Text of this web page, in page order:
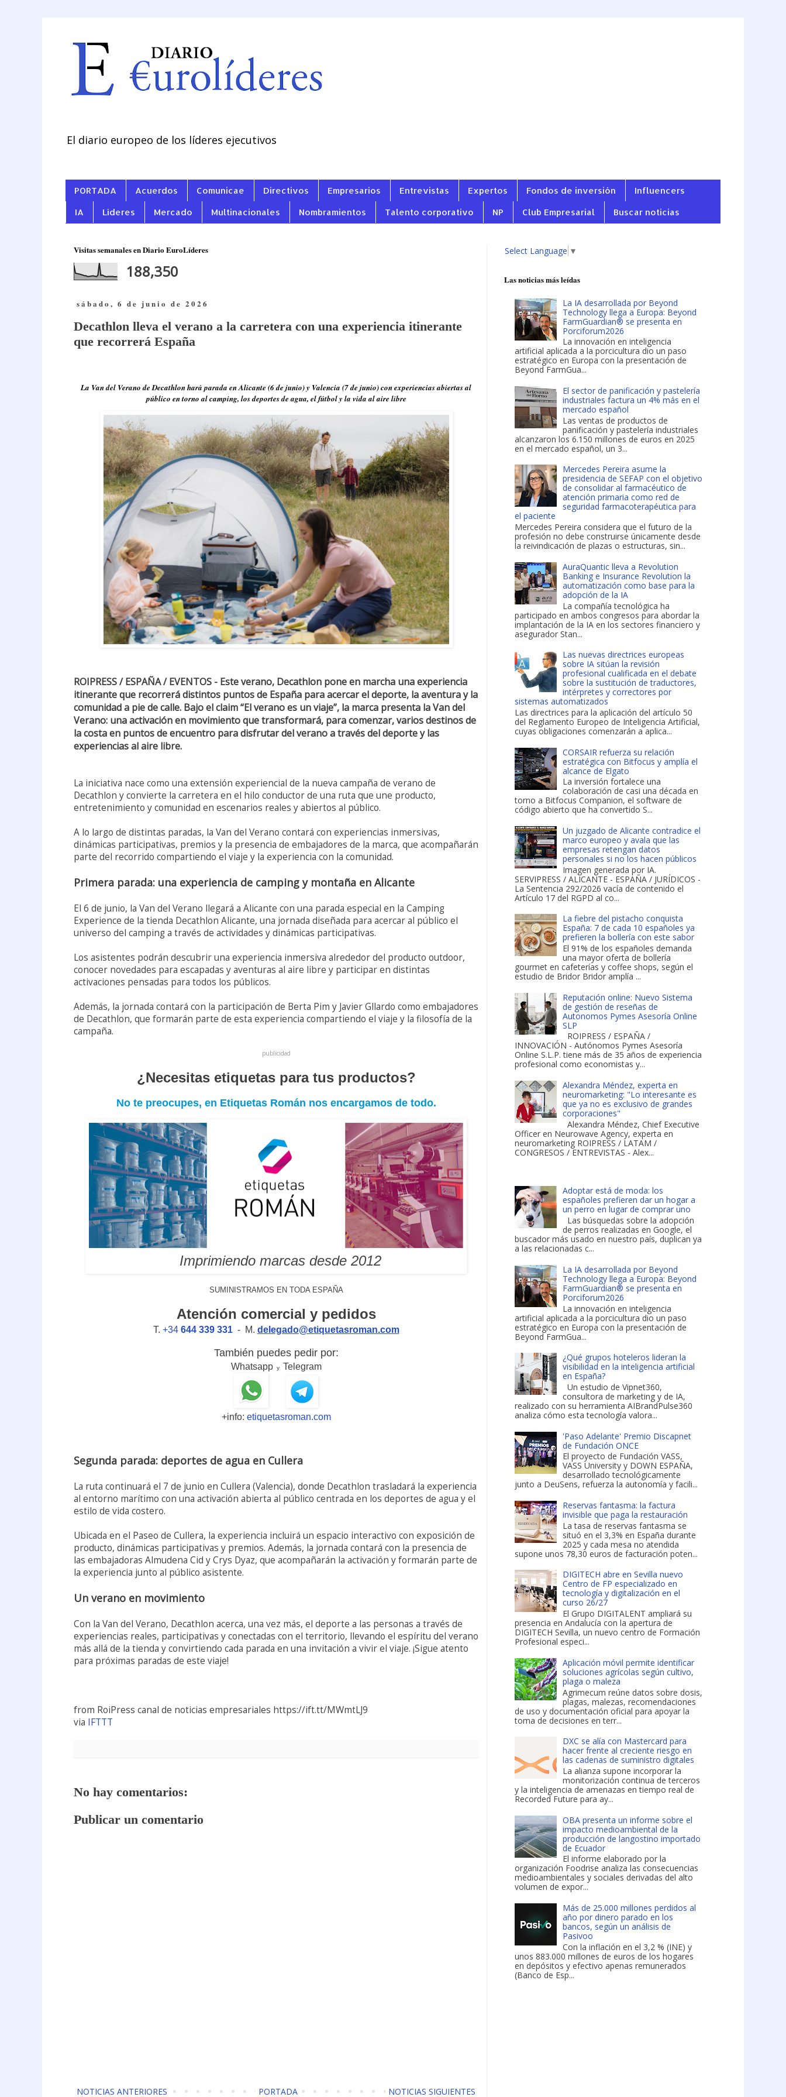
El diario europeo de los líderes ejecutivos
PORTADA Acuerdos Comunicae Directivos Empresarios Entrevistas Expertos Fondos de inversión
Influencers
IA
Líderes Mercado Multinacionales Nombramientos Talento corporativo NP Club Empresarial Buscar noticias
Visitas semanales en Diario EuroLíderes
188,350
sábado, 6 de junio de 2026
Decathlon lleva el verano a la carretera con una experiencia itinerante
que recorrerá España
La Van del Verano de Decathlon hará parada en Alicante (6 de junio) y Valencia (7 de junio) con experiencias abiertas al
público en torno al camping, los deportes de agua, el fútbol y la vida al aire libre
ROIPRESS / ESPAÑA / EVENTOS - Este verano, Decathlon pone en marcha una experiencia
itinerante que recorrerá distintos puntos de España para acercar el deporte, la aventura y la
comunidad a pie de calle. Bajo el claim “El verano es un viaje”, la marca presenta la Van del
Verano: una activación en movimiento que transformará, para comenzar, varios destinos de
la costa en puntos de encuentro para disfrutar del verano a través del deporte y las
experiencias al aire libre.
La iniciativa nace como una extensión experiencial de la nueva campaña de verano de
Decathlon y convierte la carretera en el hilo conductor de una ruta que une producto,
entretenimiento y comunidad en escenarios reales y abiertos al público.
A lo largo de distintas paradas, la Van del Verano contará con experiencias inmersivas,
dinámicas participativas, premios y la presencia de embajadores de la marca, que acompañarán
parte del recorrido compartiendo el viaje y la experiencia con la comunidad.
Primera parada: una experiencia de camping y montaña en Alicante
El 6 de junio, la Van del Verano llegará a Alicante con una parada especial en la Camping
Experience de la tienda Decathlon Alicante, una jornada diseñada para acercar al público el
universo del camping a través de actividades y dinámicas participativas.
Los asistentes podrán descubrir una experiencia inmersiva alrededor del producto outdoor,
conocer novedades para escapadas y aventuras al aire libre y participar en distintas
activaciones pensadas para todos los públicos.
Además, la jornada contará con la participación de Berta Pim y Javier Gllardo como embajadores
de Decathlon, que formarán parte de esta experiencia compartiendo el viaje y la filosofía de la
campaña.
publicidad
¿Necesitas etiquetas para tus productos?
No te preocupes, en Etiquetas Román nos encargamos de todo.
Imprimiendo marcas desde 2012
SUMINISTRAMOS EN TODA ESPAÑA
Atención comercial y pedidos
T. +34 644 339 331- M. delegado@etiquetasroman.com
También puedes pedir por:
Whatsappy Telegram
+info: etiquetasroman.com
Segunda parada: deportes de agua en Cullera
La ruta continuará el 7 de junio en Cullera (Valencia), donde Decathlon trasladará la experiencia
al entorno marítimo con una activación abierta al público centrada en los deportes de agua y el
estilo de vida costero.
Ubicada en el Paseo de Cullera, la experiencia incluirá un espacio interactivo con exposición de
producto, dinámicas participativas y premios. Además, la jornada contará con la presencia de
las embajadoras Almudena Cid y Crys Dyaz, que acompañarán la activación y formarán parte de
la experiencia junto al público asistente.
Un verano en movimiento
Con la Van del Verano, Decathlon acerca, una vez más, el deporte a las personas a través de
experiencias reales, participativas y conectadas con el territorio, llevando el espíritu del verano
más allá de la tienda y convirtiendo cada parada en una invitación a vivir el viaje. ¡Sigue atento
para próximas paradas de este viaje!
from RoiPress canal de noticias empresariales https://ift.tt/MWmtLJ9
via IFTTT
No hay comentarios:
Publicar un comentario
NOTICIAS ANTERIORES NOTICIAS SIGUIENTES
PORTADA
Select Language ▼
Las noticias más leídas
La IA desarrollada por Beyond
Technology llega a Europa: Beyond
FarmGuardian® se presenta en
Porciforum2026
La innovación en inteligencia
artificial aplicada a la porcicultura dio un paso
estratégico en Europa con la presentación de
Beyond FarmGua...
El sector de panificación y pastelería
industriales factura un 4% más en el
mercado español
Las ventas de productos de
panificación y pastelería industriales
alcanzaron los 6.150 millones de euros en 2025
en el mercado español, un 3...
Mercedes Pereira asume la
presidencia de SEFAP con el objetivo
de consolidar al farmacéutico de
atención primaria como red de
seguridad farmacoterapéutica para
el paciente
Mercedes Pereira considera que el futuro de la
profesión no debe construirse únicamente desde
la reivindicación de plazas o estructuras, sin...
AuraQuantic lleva a Revolution
Banking e Insurance Revolution la
automatización como base para la
adopción de la IA
La compañía tecnológica ha
participado en ambos congresos para abordar la
implantación de la IA en los sectores financiero y
asegurador Stan...
Las nuevas directrices europeas
sobre IA sitúan la revisión
profesional cualificada en el debate
sobre la sustitución de traductores,
intérpretes y correctores por
sistemas automatizados
Las directrices para la aplicación del artículo 50
del Reglamento Europeo de Inteligencia Artificial,
cuyas obligaciones comenzarán a aplica...
CORSAIR refuerza su relación
estratégica con Bitfocus y amplía el
alcance de Elgato
La inversión fortalece una
colaboración de casi una década en
torno a Bitfocus Companion, el software de
código abierto que ha convertido S...
Un juzgado de Alicante contradice el
marco europeo y avala que las
empresas retengan datos
personales si no los hacen públicos
Imagen generada por IA.
SERVIPRESS / ALICANTE - ESPAÑA / JURÍDICOS -
La Sentencia 292/2026 vacía de contenido el
Artículo 17 del RGPD al co...
La fiebre del pistacho conquista
España: 7 de cada 10 españoles ya
prefieren la bollería con este sabor
El 91% de los españoles demanda
una mayor oferta de bollería
gourmet en cafeterías y coffee shops, según el
estudio de Bridor Bridor amplía ...
Reputación online: Nuevo Sistema
de gestión de reseñas de
Autonomos Pymes Asesoría Online
SLP
ROIPRESS / ESPAÑA /
INNOVACIÓN - Autónomos Pymes Asesoría
Online S.L.P. tiene más de 35 años de experiencia
profesional como economistas y...
Alexandra Méndez, experta en
neuromarketing: "Lo interesante es
que ya no es exclusivo de grandes
corporaciones"
Alexandra Méndez, Chief Executive
Officer en Neurowave Agency, experta en
neuromarketing ROIPRESS / LATAM /
CONGRESOS / ENTREVISTAS - Alex...
Adoptar está de moda: los
españoles prefieren dar un hogar a
un perro en lugar de comprar uno
Las búsquedas sobre la adopción
de perros realizadas en Google, el
buscador más usado en nuestro país, duplican ya
a las relacionadas c...
La IA desarrollada por Beyond
Technology llega a Europa: Beyond
FarmGuardian® se presenta en
Porciforum2026
La innovación en inteligencia
artificial aplicada a la porcicultura dio un paso
estratégico en Europa con la presentación de
Beyond FarmGua...
¿Qué grupos hoteleros lideran la
visibilidad en la inteligencia artificial
en España?
Un estudio de Vipnet360,
consultora de marketing y de IA,
realizado con su herramienta AIBrandPulse360
analiza cómo esta tecnología valora...
'Paso Adelante' Premio Discapnet
de Fundación ONCE
El proyecto de Fundación VASS,
VASS University y DOWN ESPAÑA,
desarrollado tecnológicamente
junto a DeuSens, refuerza la autonomía y facili...
Reservas fantasma: la factura
invisible que paga la restauración
La tasa de reservas fantasma se
situó en el 3,3% en España durante
2025 y cada mesa no atendida
supone unos 78,30 euros de facturación poten...
DIGITECH abre en Sevilla nuevo
Centro de FP especializado en
tecnología y digitalización en el
curso 26/27
El Grupo DIGITALENT ampliará su
presencia en Andalucía con la apertura de
DIGITECH Sevilla, un nuevo centro de Formación
Profesional especi...
Aplicación móvil permite identificar
soluciones agrícolas según cultivo,
plaga o maleza
Agrimecum reúne datos sobre dosis,
plagas, malezas, recomendaciones
de uso y documentación oficial para apoyar la
toma de decisiones en terr...
DXC se alía con Mastercard para
hacer frente al creciente riesgo en
las cadenas de suministro digitales
La alianza supone incorporar la
monitorización continua de terceros
y la inteligencia de amenazas en tiempo real de
Recorded Future para ay...
OBA presenta un informe sobre el
impacto medioambiental de la
producción de langostino importado
de Ecuador
El informe elaborado por la
organización Foodrise analiza las consecuencias
medioambientales y sociales derivadas del alto
volumen de expor...
Más de 25.000 millones perdidos al
año por dinero parado en los
bancos, según un análisis de
Pasivoo
Con la inflación en el 3,2 % (INE) y
unos 883.000 millones de euros de los hogares
en depósitos y efectivo apenas remunerados
(Banco de Esp...